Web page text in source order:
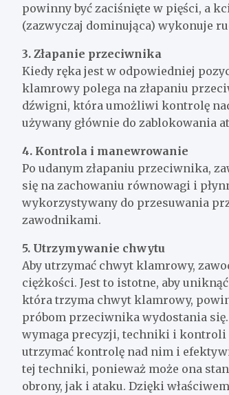
powinny być zaciśnięte w pięści, a
(zazwyczaj dominująca) wykonuje
3. Złapanie przeciwnika
Kiedy ręka jest w odpowiedniej
klamrowy polega na złapaniu
dźwigni, która umożliwi kontrolę
używany głównie do zablokowania
4. Kontrola i manewrowanie
Po udanym złapaniu przeciwnika,
się na zachowaniu równowagi i
wykorzystywany do przesuwania
zawodnikami.
5. Utrzymywanie chwytu
Aby utrzymać chwyt klamrowy,
ciężkości. Jest to istotne, aby
która trzyma chwyt klamrowy,
próbom przeciwnika wydostania
wymaga precyzji, techniki i kontroli
utrzymać kontrolę nad nim i
tej techniki, ponieważ może ona
obrony, jak i ataku. Dzięki